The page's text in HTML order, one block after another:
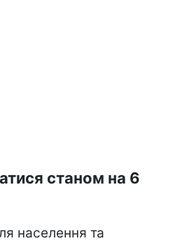
станом на 6
населення та